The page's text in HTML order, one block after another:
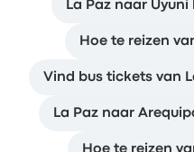
La Paz naar
Hoe te reizen
Vind bus tickets van
La Paz naar
Hoe te reizen